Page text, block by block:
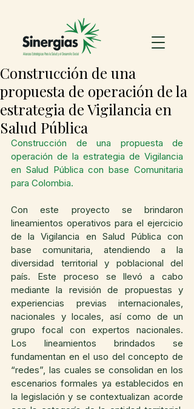
Construcción de una
propuesta de operación de la
estrategia de Vigilancia en
Salud Pública
Construcción de una propuesta de
operación de la estrategia de Vigilancia
en Salud Pública con base Comunitaria
para Colombia.
Con este proyecto se brindaron
lineamientos operativos para el ejercicio
de la Vigilancia en Salud Pública con
base comunitaria, atendiendo a la
diversidad territorial y poblacional del
país. Este proceso se llevó a cabo
mediante la revisión de propuestas y
experiencias previas internacionales,
nacionales y locales, así como de un
grupo focal con expertos nacionales.
Los lineamientos brindados se
fundamentan en el uso del concepto de
“redes”, las cuales se consolidan en los
escenarios formales ya establecidos en
la legislación y se contextualizan acorde